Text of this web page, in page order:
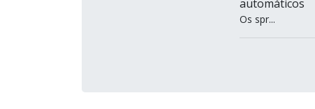
automáticos
Os spr...